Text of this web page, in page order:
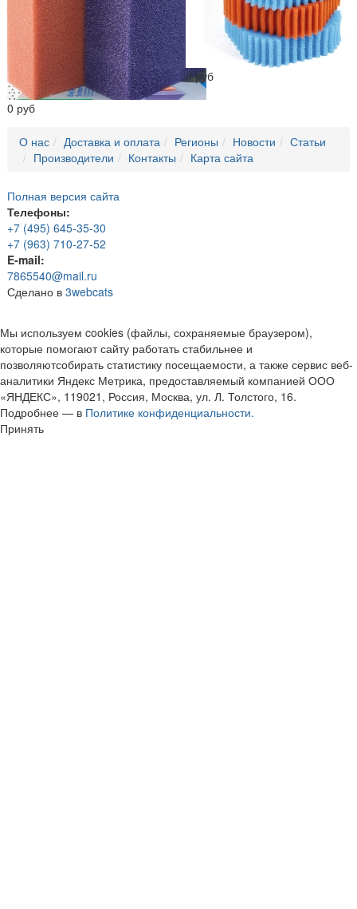
0 руб
0 руб
О нас Доставка и оплата Регионы Новости
Статьи
Производители
Контакты Карта сайта
Полная версия сайта
Телефоны:
+7 (495) 645-35-30
+7 (963) 710-27-52
E-mail:
7865540@mail.ru
Сделано в 3webcats
Мы используем cookies (файлы, сохраняемые браузером),
которые помогают сайту работать стабильнее и
позволяютсобирать статистику посещаемости, а также сервис веб-
аналитики Яндекс Метрика, предоставляемый компанией ООО
«ЯНДЕКС», 119021, Россия, Москва, ул. Л. Толстого, 16.
Подробнее — в Политике конфиденциальности.
Принять